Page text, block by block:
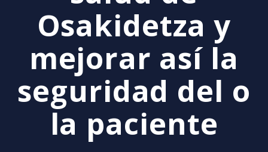
Osakidetza y
mejorar así la
seguridad del o
la paciente